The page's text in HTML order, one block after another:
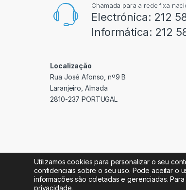
Chamada para a rede fixa
Electrónica: 212
Informática: 212
Localização
Rua José Afonso, nº9 B
Laranjeiro, Almada
2810-237 PORTUGAL
Radipeças Lda. 2026 © Todos os direitos
Utilizamos cookies para personalizar o seu
confidenciais sobre o seu uso. Pode aceitar o
informações são coletadas e gerenciadas.
privacidade.